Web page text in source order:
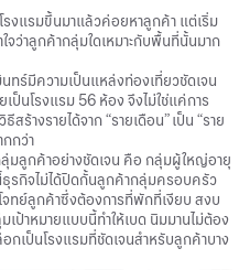
รงแรมขึ้นมาแล้วค่อยหาลูกค้า แต่เริ่ม
ใจว่าลูกค้ากลุ่มใดเหมาะกับพื้นที่นั้นมาก
ทร์มีความเป็นแหล่งท่องเที่ยวชัดเจน
ป็นโรงแรม 56 ห้อง จึงไม่ใช่แค่การ
ร้างรายได้จาก “รายเดือน” เป็น “ราย
กว่า
มลูกค้าอย่างชัดเจน คือ กลุ่มผู้ใหญ่อายุ
ธุรกิจไม่ได้ปิดกั้นลูกค้ากลุ่มครอบครัว
ทย์ลูกค้าซึ่งต้องการที่พักที่เงียบ สงบ
เป้าหมายแบบนี้ทำให้เบด นิมมานไม่ต้อง
เป็นโรงแรมที่ชัดเจนสำหรับลูกค้าบาง